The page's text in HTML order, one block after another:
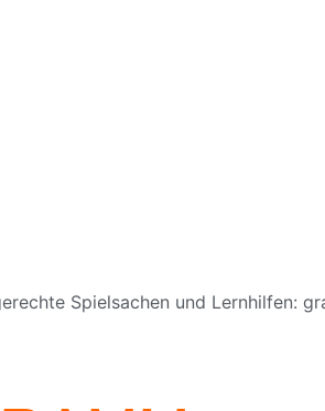
Spielsachen und Lernhilfen: